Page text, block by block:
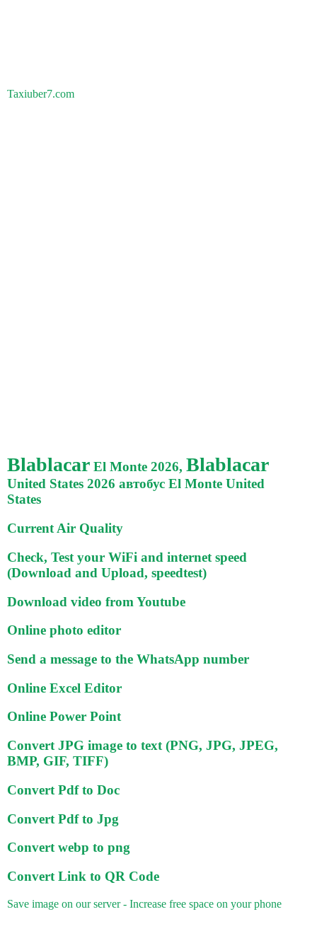
Taxiuber7.com
Blablacar El Monte 2026, Blablacar
United States 2026 автобус El Monte United
States
Current Air Quality
Check, Test your WiFi and internet speed
(Download and Upload, speedtest)
Download video from Youtube
Online photo editor
Send a message to the WhatsApp number
Online Excel Editor
Online Power Point
Convert JPG image to text (PNG, JPG, JPEG,
BMP, GIF, TIFF)
Convert Pdf to Doc
Convert Pdf to Jpg
Convert webp to png
Convert Link to QR Code
Save image on our server - Increase free space on your phone